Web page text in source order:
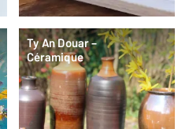
Ty An Douar –
Céramique